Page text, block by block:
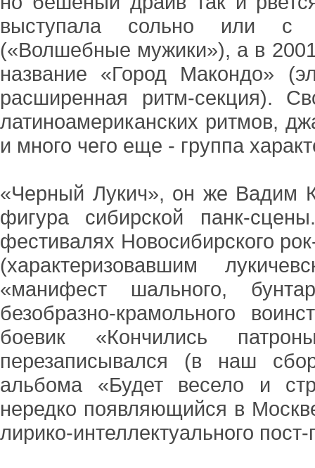
выступала сольно или с
(«Волшебные мужики»), а в
название «Город Макондо»
расширенная ритм-секция).
латиноамериканских ритмов,
и много чего еще - группа
«Черный Лукич», он же Вадим
фигура сибирской панк-
фестивалях Новосибирского
(характеризовавшим
«манифест шального,
безобразно-крамольного
боевик «Кончились
перезаписывался (в наш
альбома «Будет весело и
нередко появляющийся в
лирико-интеллектуального